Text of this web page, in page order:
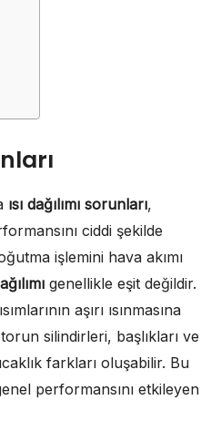
ısı dağılımı sorunları,
ciddi şekilde
işlemini hava akımı
genellikle eşit değildir.
aşırı ısınmasına
silindirleri, başlıkları ve
farkları oluşabilir. Bu
performansını etkileyen